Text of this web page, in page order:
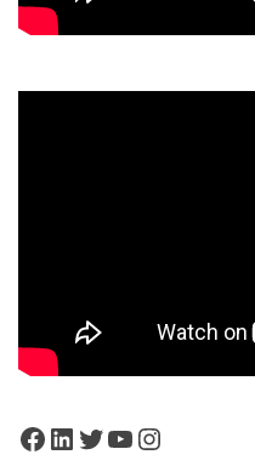
Facebook
LinkedIn
Twitter
YouTube
Instagram